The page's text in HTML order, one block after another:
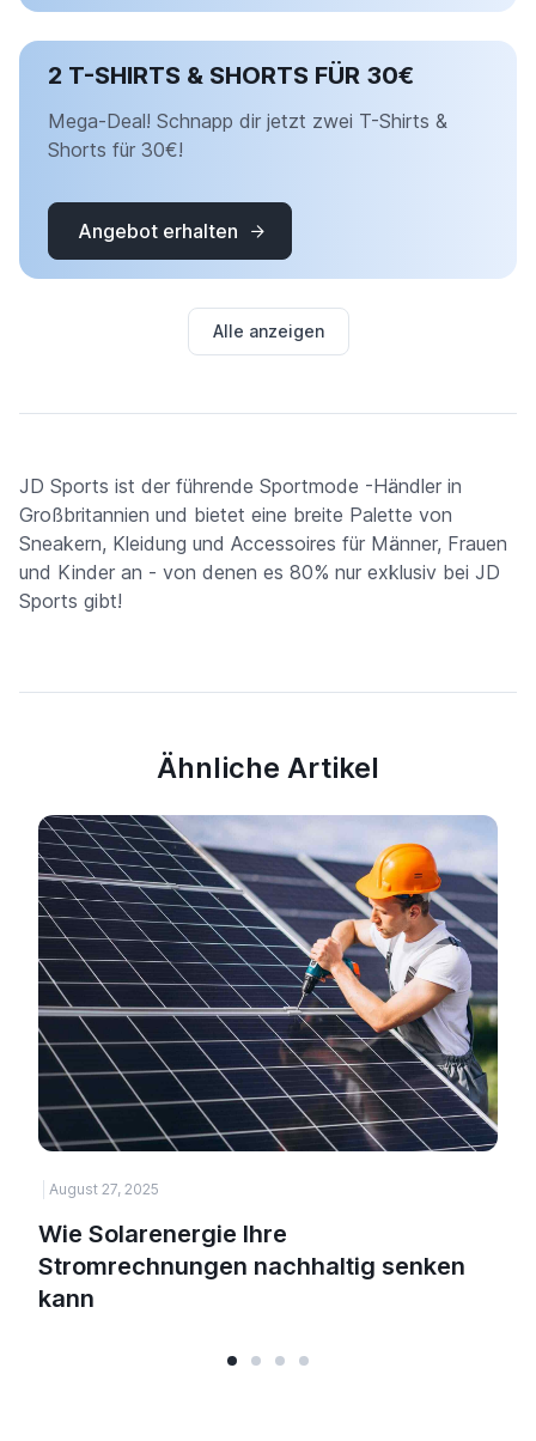
2 T-SHIRTS & SHORTS FÜR 30€
Mega-Deal! Schnapp dir jetzt zwei T-Shirts &
Shorts für 30€!
Angebot erhalten
Alle anzeigen
JD Sports ist der führende Sportmode -Händler in
Großbritannien und bietet eine breite Palette von
Sneakern, Kleidung und Accessoires für Männer, Frauen
und Kinder an - von denen es 80% nur exklusiv bei JD
Sports gibt!
Ähnliche Artikel
August 27, 2025
Wie Solarenergie Ihre
Stromrechnungen nachhaltig senken
kann